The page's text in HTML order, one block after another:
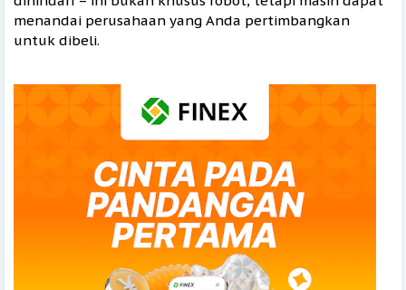
menandai perusahaan yang Anda pertimbangkan
untuk dibeli.